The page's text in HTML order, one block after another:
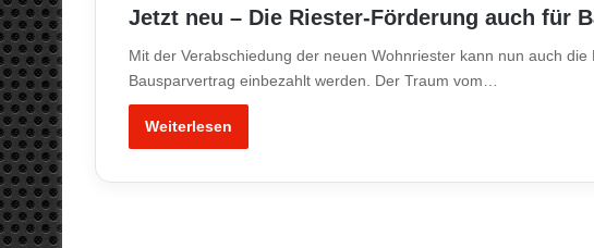
Jetzt neu – Die Riester-Förderung auch für
Mit der Verabschiedung der neuen Wohnriester kann nun auch
Bausparvertrag einbezahlt werden. Der Traum vom…
Weiterlesen